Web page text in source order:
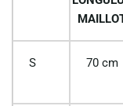
S 70 cm